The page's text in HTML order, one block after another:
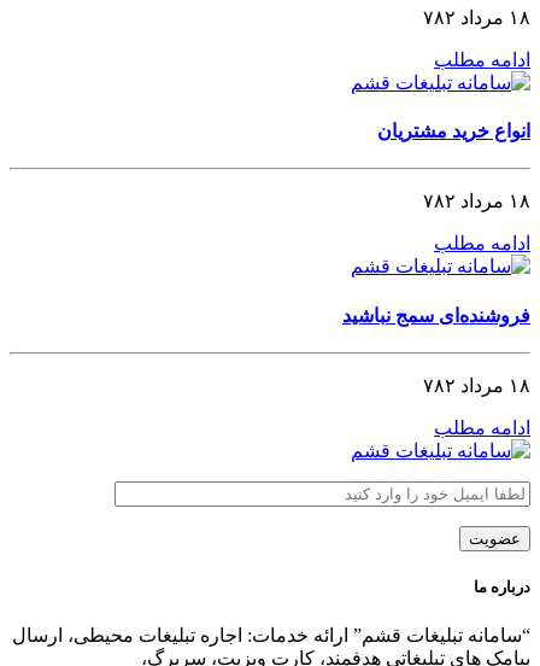
۱۸ مرداد ۷۸۲
ادامه مطلب
انواع خرید مشتریان
۱۸ مرداد ۷۸۲
ادامه مطلب
فروشنده‌ای سمج نباشید
۱۸ مرداد ۷۸۲
ادامه مطلب
درباره ما
“سامانه تبلیغات قشم” ارائه خدمات: اجاره تبلیغات محیطی، ارسال
پیامک های تبلیغاتی هدفمند، کارت ویزیت، سربرگ،